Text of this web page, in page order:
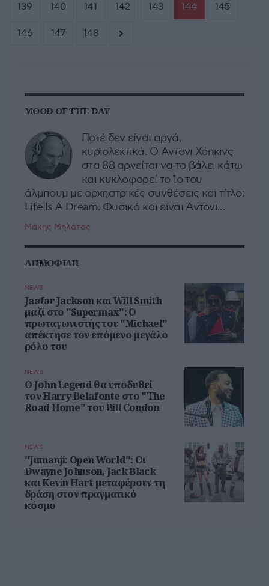
139 140 141 142 143 144 145
146 147 148
MOOD OF THE DAY
Ποτέ δεν είναι αργά,
κυριολεκτικά. Ο Άντονι Χόπκινς
στα 88 αρνείται να το βάλει κάτω
και κυκλοφορεί το 1ο του
άλμπουμ με ορχηστρικές συνθέσεις και τίτλο:
Life Is A Dream. Φυσικά και είναι Άντονι...
Μάκης Μηλάτος
ΔΗΜΟΦΙΛΗ
NEWS
Jaafar Jackson και Will Smith
μαζί στο "Supermax": Ο
πρωταγωνιστής του "Michael"
απέκτησε τον επόμενο μεγάλο
ρόλο του
NEWS
Ο John Legend θα υποδυθεί
τον Harry Belafonte στο "The
Road Home" του Bill Condon
NEWS
"Jumanji: Open World": Οι
Dwayne Johnson, Jack Black
και Kevin Hart μεταφέρουν τη
δράση στον πραγματικό
κόσμο